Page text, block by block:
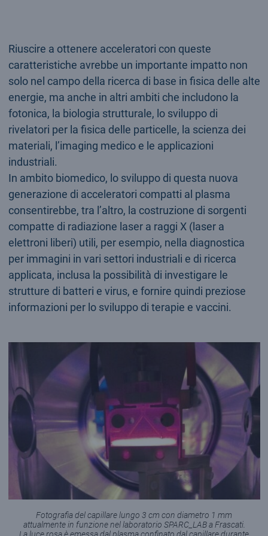
Fotografia del capillare lungo 3 cm con diametro 1 mm
attualmente in funzione nel laboratorio SPARC_LAB a Frascati.
Riuscire a ottenere acceleratori con queste
caratteristiche avrebbe un importante impatto non
solo nel campo della ricerca di base in fisica delle alte
energie, ma anche in altri ambiti che includono la
fotonica, la biologia strutturale, lo sviluppo di
rivelatori per la fisica delle particelle, la scienza dei
materiali, l’imaging medico e le applicazioni
industriali.
In ambito biomedico, lo sviluppo di questa nuova
generazione di acceleratori compatti al plasma
consentirebbe, tra l’altro, la costruzione di sorgenti
compatte di radiazione laser a raggi X (laser a
elettroni liberi) utili, per esempio, nella diagnostica
per immagini in vari settori industriali e di ricerca
applicata, inclusa la possibilità di investigare le
strutture di batteri e virus, e fornire quindi preziose
informazioni per lo sviluppo di terapie e vaccini.